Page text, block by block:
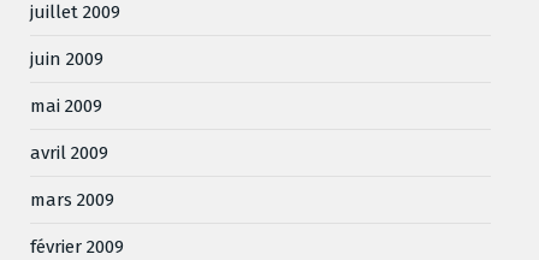
juillet 2009
juin 2009
mai 2009
avril 2009
mars 2009
février 2009